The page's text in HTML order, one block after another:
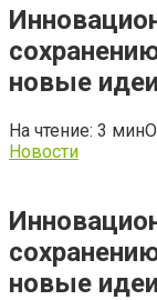
новые
На чтение: 3 мин
Новости
новые